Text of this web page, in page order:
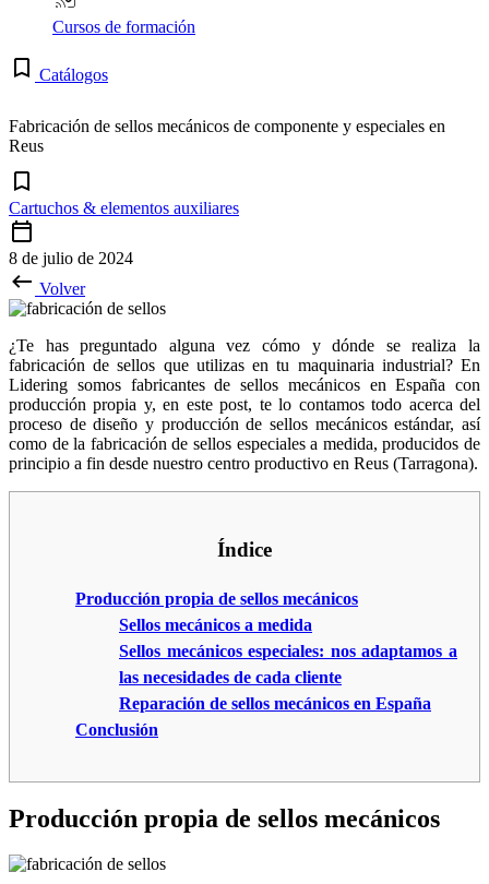
Cursos de formación
Catálogos
Fabricación de sellos mecánicos de componente y especiales en
Reus
Cartuchos & elementos auxiliares
8 de julio de 2024
Volver
¿Te has preguntado alguna vez cómo y dónde se realiza la
fabricación de sellos que utilizas en tu maquinaria industrial? En
Lidering somos fabricantes de sellos mecánicos en España con
producción propia y, en este post, te lo contamos todo acerca del
proceso de diseño y producción de sellos mecánicos estándar, así
como de la fabricación de sellos especiales a medida, producidos de
principio a fin desde nuestro centro productivo en Reus (Tarragona).
Índice
Producción propia de sellos mecánicos
Sellos mecánicos a medida
Sellos mecánicos especiales: nos adaptamos a
las necesidades de cada cliente
Reparación de sellos mecánicos en España
Conclusión
Producción propia de sellos mecánicos